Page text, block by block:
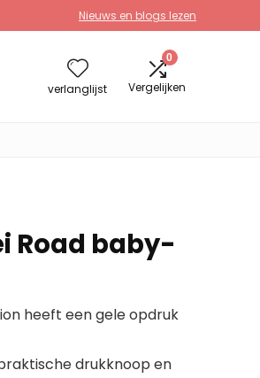
Nieuws en blogs lezen
verlanglijst
0
Vergelijken
Road baby-
heeft een gele opdruk
drukknoop en